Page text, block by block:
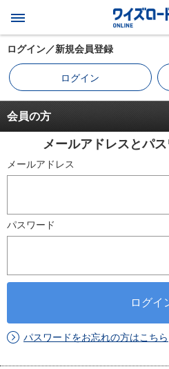
ログイン／新規会員登録
ログイン
会員の方
メールアドレスとパ
メールアドレス
パスワード
パスワードをお忘れの方はこちら